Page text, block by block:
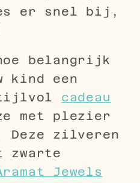
er snel bij,
belangrijk
kind een
cadeau
met plezier
Deze zilveren
zwarte
Jewels